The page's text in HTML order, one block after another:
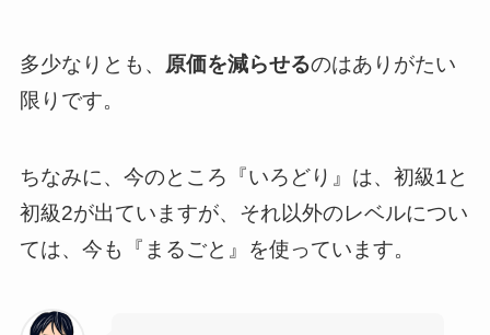
多少なりとも、 原価を減らせるのはありがたい
限りです。
ちなみに、今のところ『いろどり』は、初級1と
初級2が出ていますが、それ以外のレベルについ
ては、今も『まるごと』を使っています。